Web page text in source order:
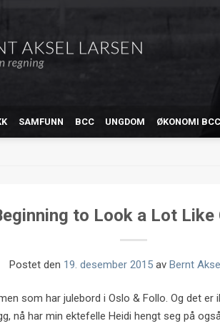
SAMFUNN BCC UNGDOM ØKONOMI BCC
to Look a Lot
Postet den 19. desember 2015av Bernt
som har julebord i Oslo & Follo. Og det er
nå har min ektefelle Heidi hengt seg på